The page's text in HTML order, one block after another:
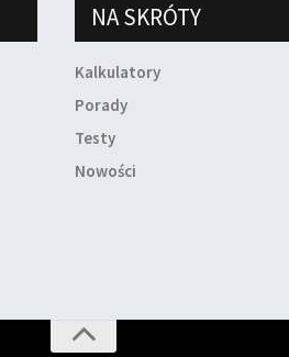
NA SKRÓTY
Kalkulatory
Porady
Testy
Nowości